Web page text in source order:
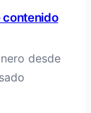
contenido
desde